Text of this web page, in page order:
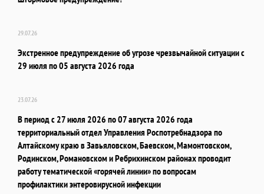
29.07.26
Экстренное предупреждение об угрозе чрезвычайной ситуации с
29 июля по 05 августа 2026 года
23.07.26
В период с 27 июля 2026 по 07 августа 2026 года
территориальный отдел Управления Роспотребнадзора по
Алтайскому краю в Завьяловском, Баевском, Мамонтовском,
Родинском, Романовском и Ребрихинском районах проводит
работу тематической «горячей линии» по вопросам
профилактики энтеровирусной инфекции